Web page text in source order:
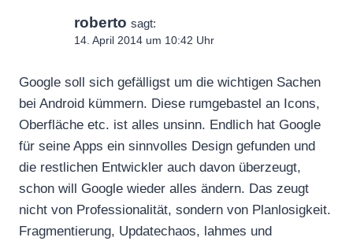
roberto sagt:
14. April 2014 um 10:42 Uhr
Google soll sich gefälligst um die wichtigen Sachen
bei Android kümmern. Diese rumgebastel an Icons,
Oberfläche etc. ist alles unsinn. Endlich hat Google
für seine Apps ein sinnvolles Design gefunden und
die restlichen Entwickler auch davon überzeugt,
schon will Google wieder alles ändern. Das zeugt
nicht von Professionalität, sondern von Planlosigkeit.
Fragmentierung, Updatechaos, lahmes und